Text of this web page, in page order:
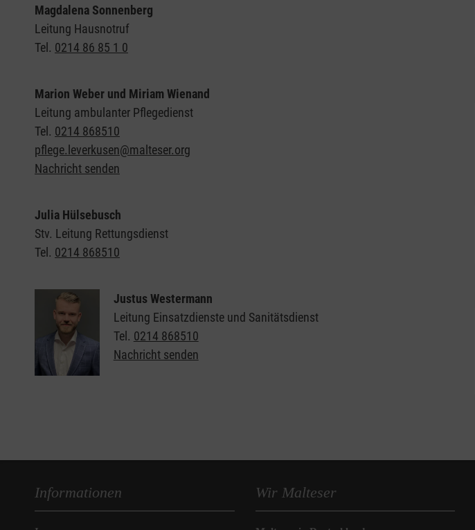
Magdalena Sonnenberg
Leitung Hausnotruf
Tel. 0214 86 85 1 0
Marion Weber und Miriam Wienand
Leitung ambulanter Pflegedienst
Tel. 0214 868510
pflege.leverkusen@malteser.org
Nachricht senden
Julia Hülsebusch
Stv. Leitung Rettungsdienst
Tel. 0214 868510
Justus Westermann
Leitung Einsatzdienste und Sanitätsdienst
Tel. 0214 868510
Nachricht senden
Informationen Wir Malteser